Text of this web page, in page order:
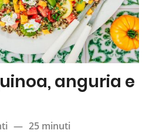
anguria e
— 25 minuti